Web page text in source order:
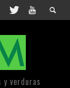
verduras